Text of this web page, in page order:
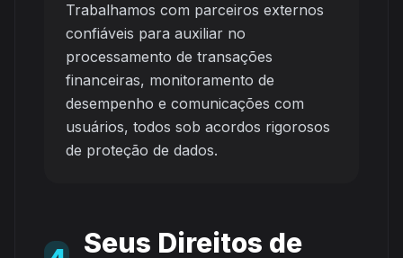
Trabalhamos com parceiros externos
confiáveis para auxiliar no
processamento de transações
financeiras, monitoramento de
desempenho e comunicações com
usuários, todos sob acordos rigorosos
de proteção de dados.
Seus Direitos de